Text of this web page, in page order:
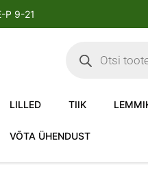
P 9-21
LILLED TIIK
VÕTA ÜHENDUST